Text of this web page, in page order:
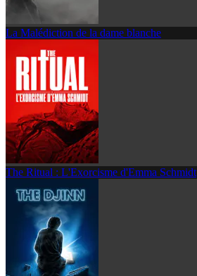
La Malédiction de la dame blanche
The Ritual : L'Exorcisme d'Emma Schmidt